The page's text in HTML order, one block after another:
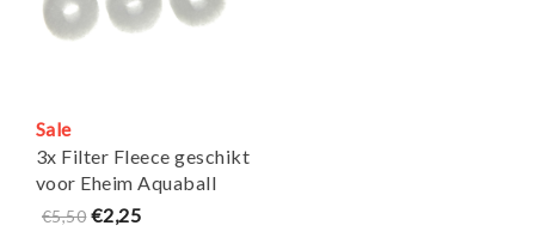
Sale
3x Filter Fleece geschikt
voor Eheim Aquaball
60/130/180 & 2208-
€5,50 €2,25